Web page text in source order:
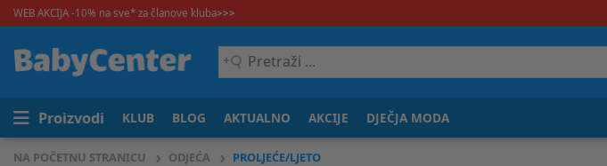
WEB AKCIJA -10% na sve* za članove kluba>>>
Pretraži
...
Proizvodi KLUB BLOG AKTUALNO AKCIJE DJEČJA MODA
NA POČETNU STRANICU ODJEĆA PROLJEĆE/LJETO